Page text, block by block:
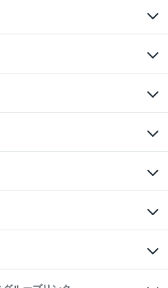
リシー
引専用の相談・お問い合わせ窓口）
店のブライダルクラブ